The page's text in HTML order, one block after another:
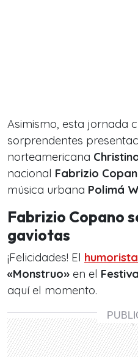
Asimismo, esta jornada
sorprendentes
norteamericana
nacional Fabrizio
música urbana Polimá
Fabrizio Copano
gaviotas
¡Felicidades! El humorista
«Monstruo» en el
aquí el momento.